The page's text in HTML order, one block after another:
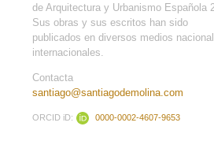
de Arquitectura y Urbanismo Española
Sus obras y sus escritos han sido
publicados en diversos medios
internacionales.
Contacta
santiago@santiagodemolina.com
ORCID iD: 0000-0002-4607-9653